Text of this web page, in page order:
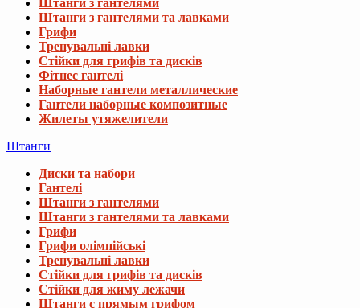
Штанги з гантелями та лавками
Грифи
Тренувальні лавки
Стійки для грифів та дисків
Фітнес гантелі
Наборные гантели металлические
Гантели наборные композитные
Жилеты утяжелители
Штанги
Диски та набори
Гантелі
Штанги з гантелями
Штанги з гантелями та лавками
Грифи
Грифи олімпійські
Тренувальні лавки
Стійки для грифів та дисків
Стійки для жиму лежачи
Штанги с прямым грифом